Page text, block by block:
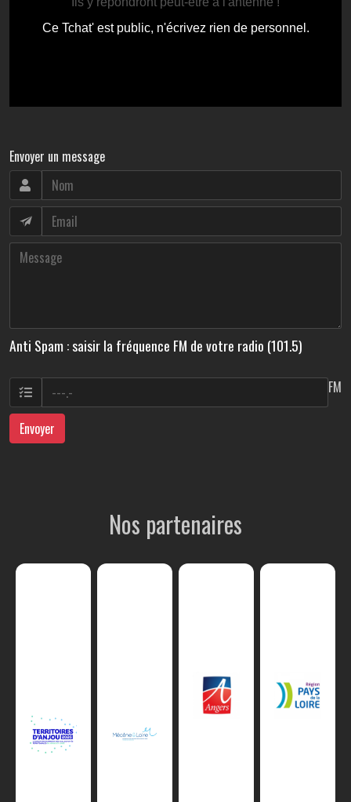
Envoyer un message
Anti Spam : saisir la fréquence FM de votre radio (101.5)
FM
Envoyer
Nos partenaires